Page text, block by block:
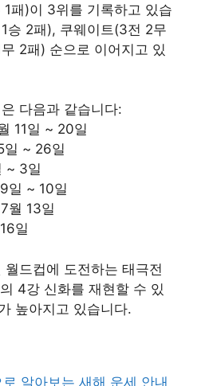
패)이 3위를 기록하고 있습
승 2패), 쿠웨이트(3전 2무
2패) 순으로 이어지고 있
다음과 같습니다:
11일 ~ 20일
~ 26일
~ 3일
일 ~ 10일
월 13일
일
드컵에 도전하는 태극전
4강 신화를 재현할 수 있
높아지고 있습니다.
알아보는 새해 운세 안내